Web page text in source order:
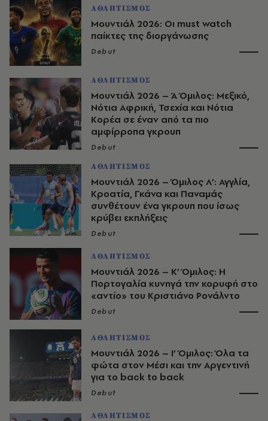
ΑΘΛΗΤΙΣΜΟΣ
Μουντιάλ 2026: Οι must watch
παίκτες της διοργάνωσης
Debut
ΑΘΛΗΤΙΣΜΟΣ
Μουντιάλ 2026 – Ά Όμιλος: Μεξικό,
Νότια Αφρική, Τσεχία και Νότια
Κορέα σε έναν από τα πιο
αμφίρροπα γκρουπ
Debut
ΑΘΛΗΤΙΣΜΟΣ
Μουντιάλ 2026 – Όμιλος Λ’: Αγγλία,
Κροατία, Γκάνα και Παναμάς
συνθέτουν ένα γκρουπ που ίσως
κρύβει εκπλήξεις
Debut
ΑΘΛΗΤΙΣΜΟΣ
Μουντιάλ 2026 – Κ’ Όμιλος: Η
Πορτογαλία κυνηγά την κορυφή στο
«αντίο» του Κριστιάνο Ρονάλντο
Debut
ΑΘΛΗΤΙΣΜΟΣ
Μουντιάλ 2026 – I’ Όμιλος: Όλα τα
φώτα στον Μέσι και την Αργεντινή
για το back to back
Debut
ΑΘΛΗΤΙΣΜΟΣ